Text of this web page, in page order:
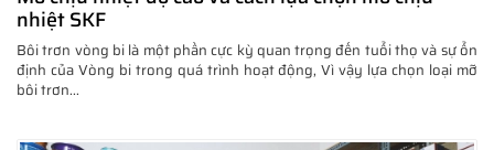
nhiệt SKF
Bôi trơn vòng bi là một phần cực kỳ quan trọng đến tuổi thọ và sự ổn
định của Vòng bi trong quá trình hoạt động, Vì vậy lựa chọn loại mỡ
bôi trơn...